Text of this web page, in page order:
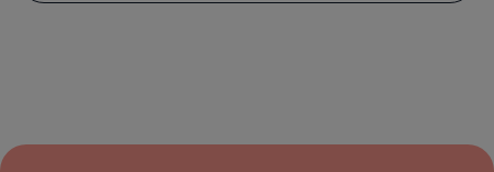
arroz, tratado con una precisión que rara vez
surge del diálogo entre el recetario